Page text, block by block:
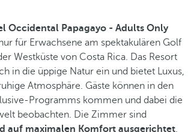
Occidental Papagayo - Adults Only
für Erwachsene am spektakulären Golf
Westküste von Costa Rica. Das Resort
in die üppige Natur ein und bietet Luxus,
Atmosphäre. Gäste können in den
Programms kommen und dabei die
beobachten. Die Zimmer sind
auf maximalen Komfort ausgerichtet.